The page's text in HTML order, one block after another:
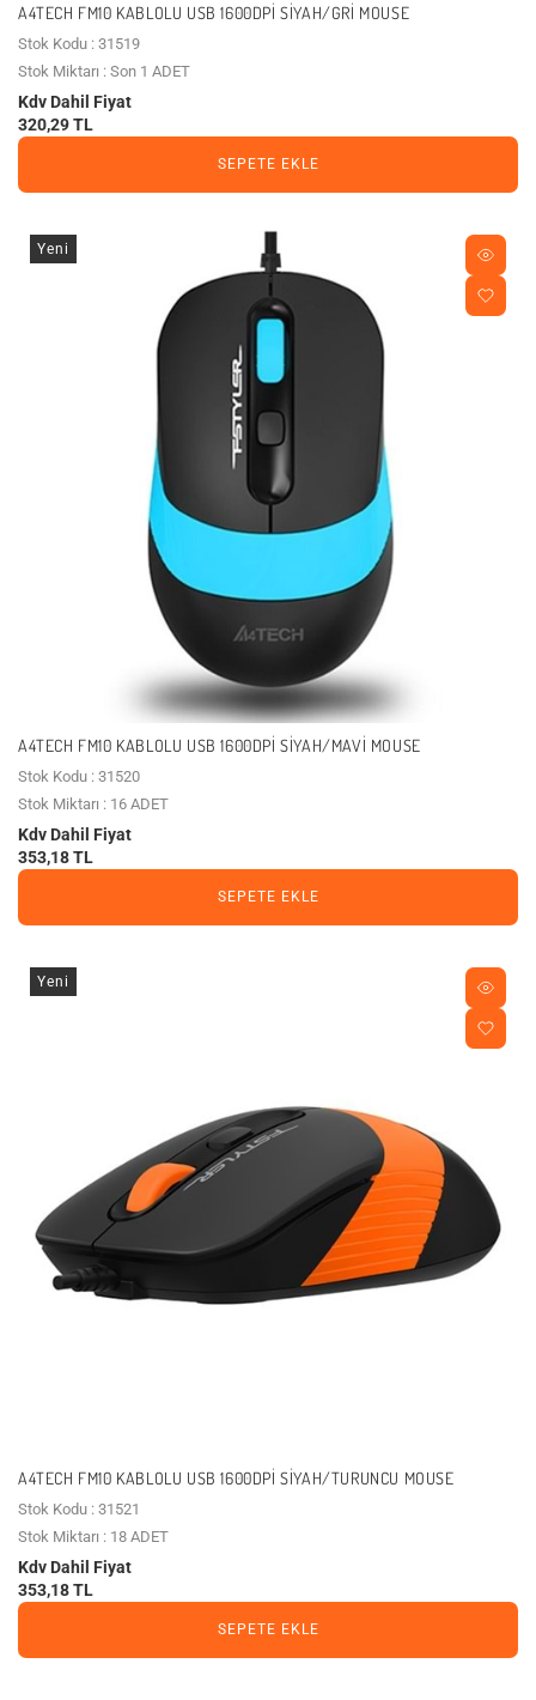
A4TECH FM10 KABLOLU USB 1600DPI SIYAH/GRI MOUSE
Stok Kodu : 31519
Stok Miktarı : Son 1 ADET
Kdv Dahil Fiyat
320,29 TL
SEPETE EKLE
Yeni
A4TECH FM10 KABLOLU USB 1600DPI SIYAH/MAVI MOUSE
Stok Kodu : 31520
Stok Miktarı : 16 ADET
Kdv Dahil Fiyat
353,18 TL
SEPETE EKLE
Yeni
A4TECH FM10 KABLOLU USB 1600DPI SIYAH/TURUNCU MOUSE
Stok Kodu : 31521
Stok Miktarı : 18 ADET
Kdv Dahil Fiyat
353,18 TL
SEPETE EKLE